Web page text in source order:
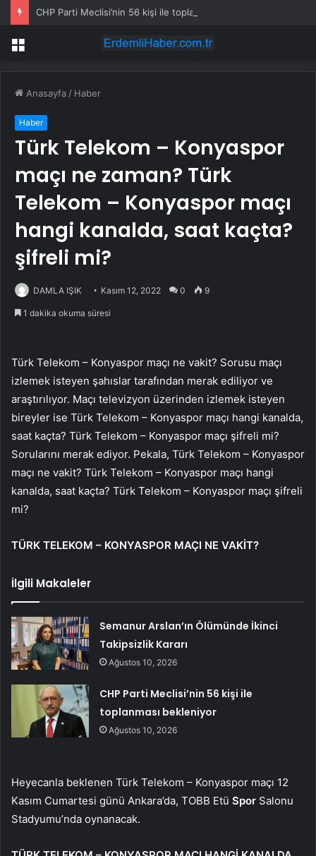
CHP Parti Meclisi’nin 56 kişi ile toplanması bekleniyor
Menü
Anasayfa / Haber
Haber
Türk Telekom – Konyaspor
maçı ne zaman? Türk
Telekom – Konyaspor maçı
hangi kanalda, saat kaçta?
şifreli mi?
DAMLA IŞIK Kasım 12, 2022 0 9
1 dakika okuma süresi
Türk Telekom – Konyaspor maçı ne vakit? Sorusu maçı
izlemek isteyen şahıslar tarafından merak ediliyor ve
araştırılıyor. Maçı televizyon üzerinden izlemek isteyen
bireyler ise Türk Telekom – Konyaspor maçı hangi kanalda,
saat kaçta? Türk Telekom – Konyaspor maçı şifreli mi?
Sorularını merak ediyor. Pekala, Türk Telekom – Konyaspor
maçı ne vakit? Türk Telekom – Konyaspor maçı hangi
kanalda, saat kaçta? Türk Telekom – Konyaspor maçı şifreli
mi?
TÜRK TELEKOM – KONYASPOR MAÇI NE VAKİT?
İlgili Makaleler
Semanur Arslan’ın Ölümünde İkinci
Takipsizlik Kararı
Ağustos 10, 2026
CHP Parti Meclisi’nin 56 kişi ile
toplanması bekleniyor
Ağustos 10, 2026
Heyecanla beklenen Türk Telekom – Konyaspor maçı 12
Kasım Cumartesi günü Ankara’da, TOBB Etü Spor Salonu
Stadyumu’nda oynanacak.